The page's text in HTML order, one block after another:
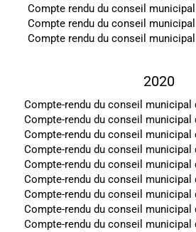
Compte rendu du conseil municipal
Compte rendu du conseil municipal
Compte rendu du conseil municipal
2020
Compte-rendu du conseil municipal
Compte-rendu du conseil municipal
Compte-rendu du conseil municipal
Compte-rendu du conseil municipal
Compte-rendu du conseil municipal
Compte-rendu du conseil municipal
Compte-rendu du conseil municipal
Compte-rendu du conseil municipal
Compte-rendu du conseil municipal